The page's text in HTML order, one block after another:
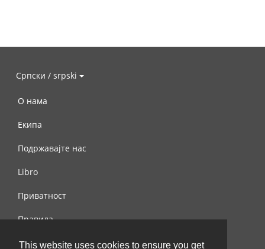
This website uses cookies to ensure you get
Српски / srpski
О нама
Екипа
Подржавајте нас
Libro
Приватност
Правила
Контактирајте нас